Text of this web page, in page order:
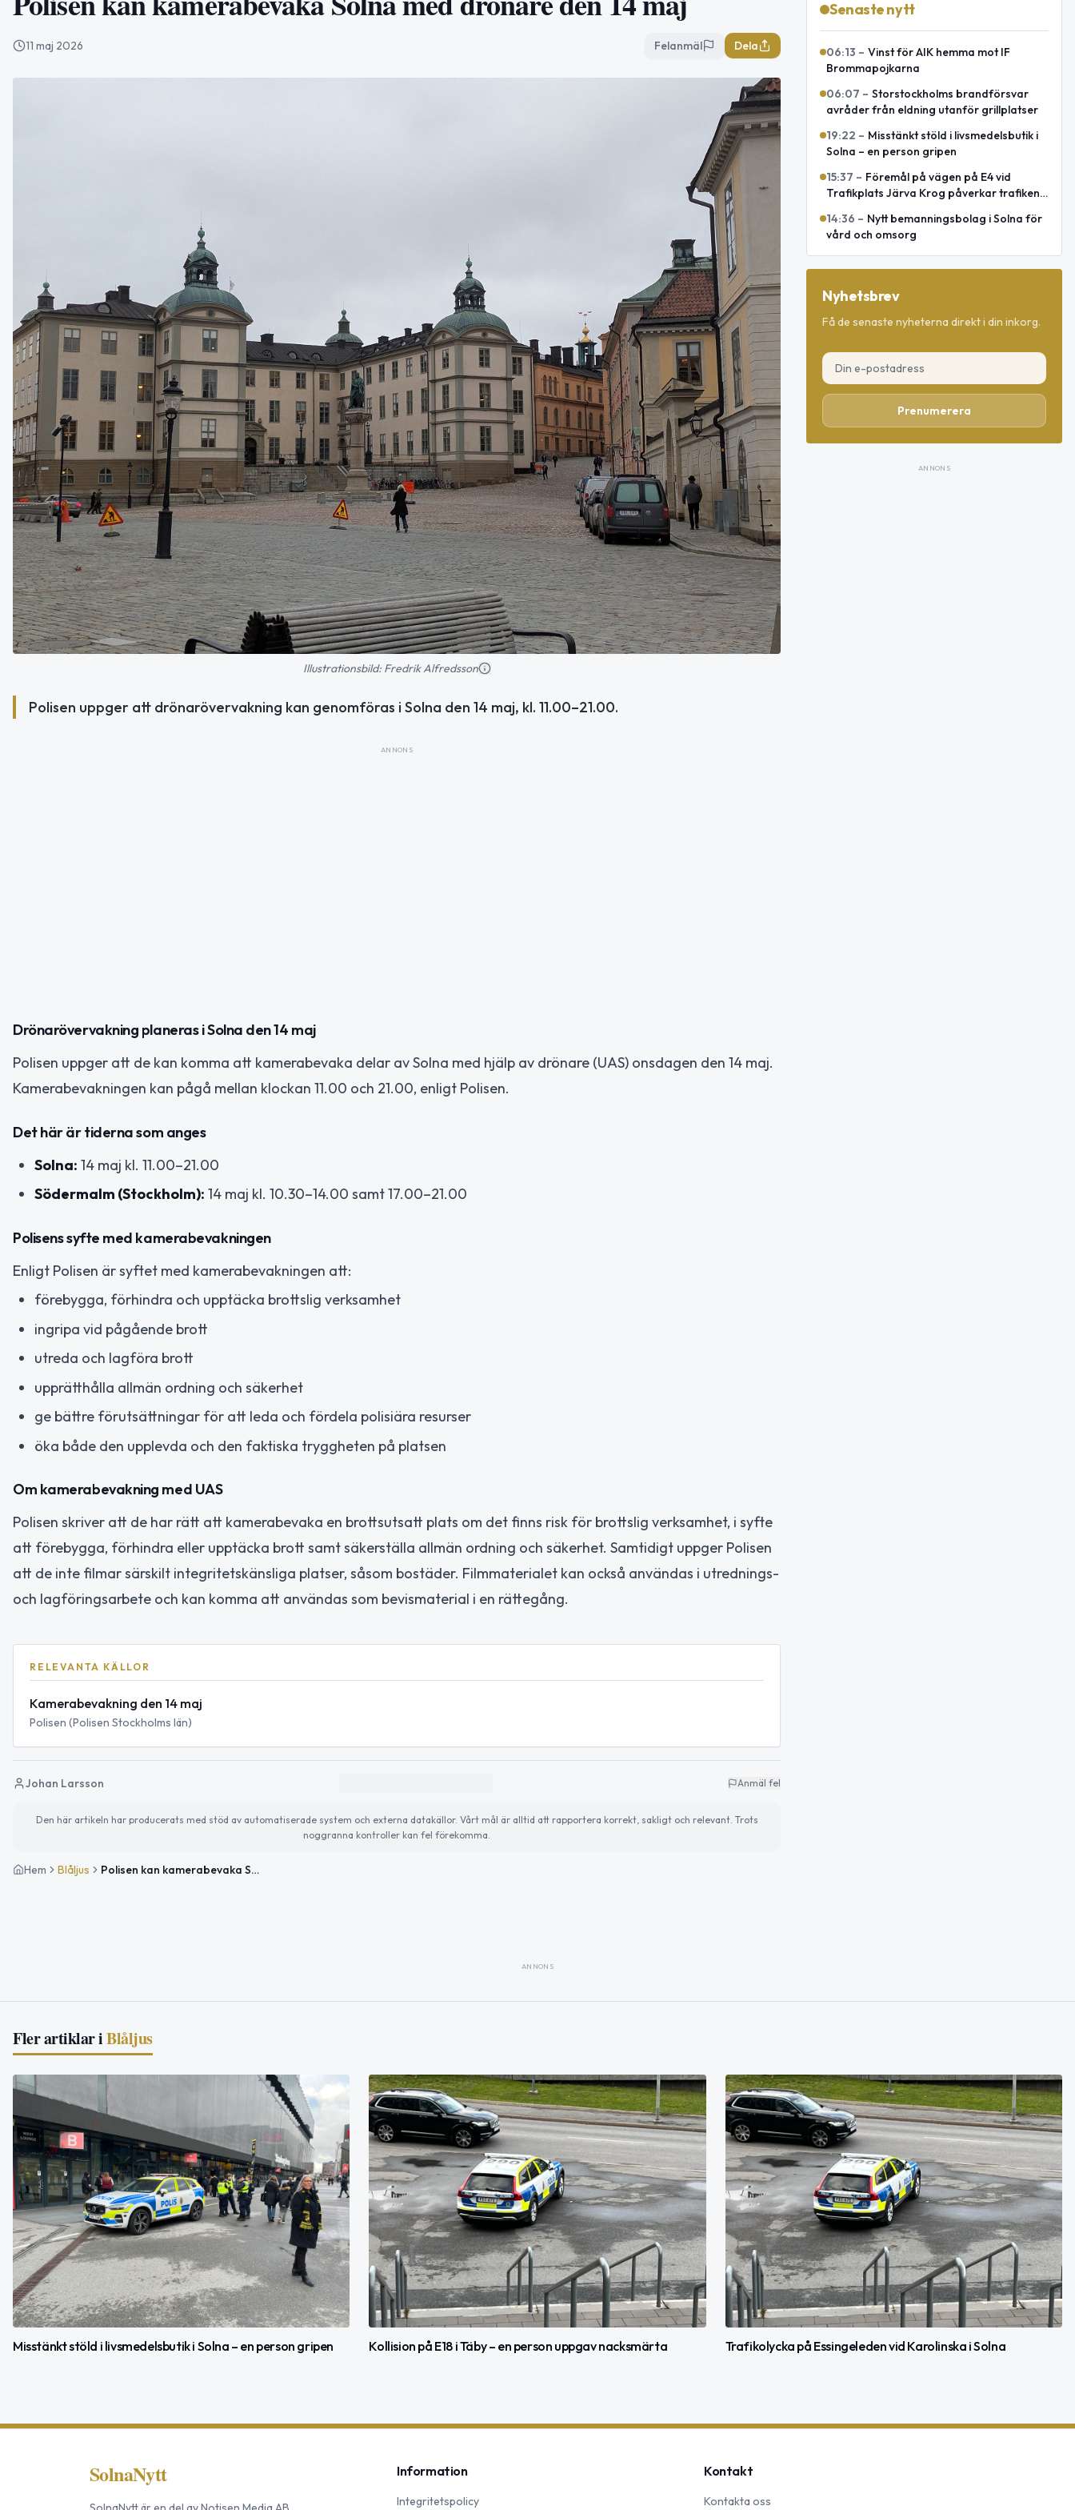
11 maj 2026 Felanmäl Dela
Illustrationsbild: Fredrik Alfredsson
Polisen uppger att drönarövervakning kan genomföras i Solna den 14 maj, kl. 11.00–21.00.
ANNONS
Drönarövervakning planeras i Solna den 14 maj
Polisen uppger att de kan komma att kamerabevaka delar av Solna med hjälp av drönare (UAS) onsdagen den 14 maj.
Kamerabevakningen kan pågå mellan klockan 11.00 och 21.00, enligt Polisen.
Det här är tiderna som anges
Solna: 14 maj kl. 11.00–21.00
Södermalm (Stockholm): 14 maj kl. 10.30–14.00 samt 17.00–21.00
Polisens syfte med kamerabevakningen
Enligt Polisen är syftet med kamerabevakningen att:
förebygga, förhindra och upptäcka brottslig verksamhet
ingripa vid pågående brott
utreda och lagföra brott
upprätthålla allmän ordning och säkerhet
ge bättre förutsättningar för att leda och fördela polisiära resurser
öka både den upplevda och den faktiska tryggheten på platsen
Om kamerabevakning med UAS
Polisen skriver att de har rätt att kamerabevaka en brottsutsatt plats om det finns risk för brottslig verksamhet, i syfte
att förebygga, förhindra eller upptäcka brott samt säkerställa allmän ordning och säkerhet. Samtidigt uppger Polisen
att de inte filmar särskilt integritetskänsliga platser, såsom bostäder. Filmmaterialet kan också användas i utrednings-
och lagföringsarbete och kan komma att användas som bevismaterial i en rättegång.
RELEVANTA KÄLLOR
Kamerabevakning den 14 maj
Polisen (Polisen Stockholms län)
Johan Larsson Anmäl fel
Den här artikeln har producerats med stöd av automatiserade system och externa datakällor. Vårt mål är alltid att rapportera korrekt, sakligt och relevant. Trots
noggranna kontroller kan fel förekomma.
Hem Blåljus Polisen kan kamerabevaka Solna med drönare den 14 maj
Senaste nytt
06:13 – Vinst för AIK hemma mot IF
Brommapojkarna
06:07 – Storstockholms brandförsvar
avråder från eldning utanför grillplatser
19:22 – Misstänkt stöld i livsmedelsbutik i
Solna – en person gripen
15:37 – Föremål på vägen på E4 vid
Trafikplats Järva Krog påverkar trafiken
14:36 – Nytt bemanningsbolag i Solna för
vård och omsorg
Nyhetsbrev
Få de senaste nyheterna direkt i din inkorg.
Prenumerera
ANNONS
ANNONS
Fler artiklar iBlåljus
Misstänkt stöld i livsmedelsbutik i Solna – en person gripen Kollision på E18 i Täby – en person uppgav nacksmärta Trafikolycka på Essingeleden vid Karolinska i Solna
SolnaNytt Information
Integritetspolicy
Kontakt
Kontakta oss